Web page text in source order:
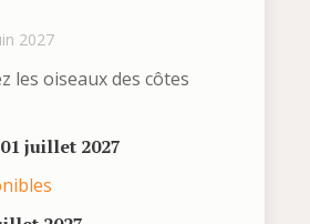
2027
les oiseaux des côtes
juillet 2027